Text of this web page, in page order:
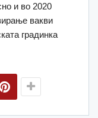
и во 2020
вакви
градинка